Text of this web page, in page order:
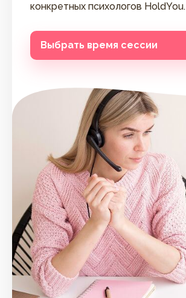
конкретных психологов HoldYou.
Выбрать время сессии